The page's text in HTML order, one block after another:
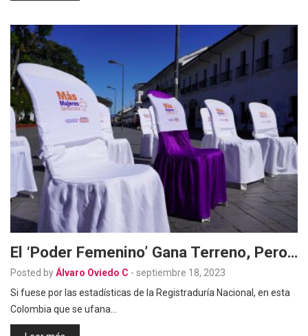
El ‘poder Femenino’ Gana Terreno, Pero…
Posted byÁlvaro Oviedo C - septiembre 18, 2023
Si fuese por las estadísticas de la Registraduría Nacional, en esta
Colombia que se ufana…